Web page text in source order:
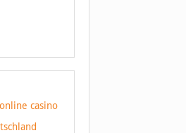
casino